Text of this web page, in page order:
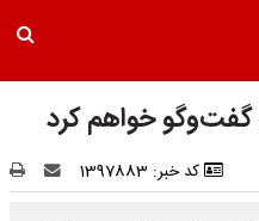
گفت‌وگو خواهم کرد
کد خبر: 1397883